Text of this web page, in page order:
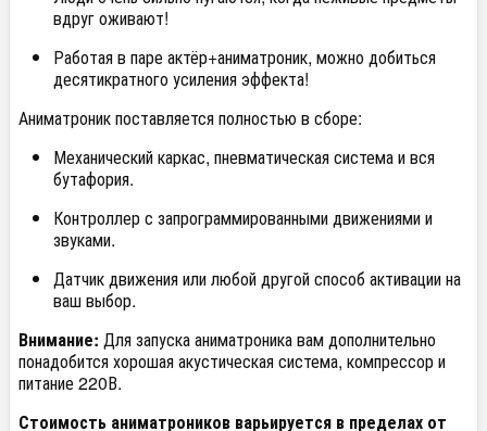
вдруг оживают!
Работая в паре актёр+аниматроник, можно добиться
десятикратного усиления эффекта!
Аниматроник поставляется полностью в сборе:
Механический каркас, пневматическая система и вся
бутафория.
Контроллер с запрограммированными движениями и
звуками.
Датчик движения или любой другой способ активации на
ваш выбор.
Внимание: Для запуска аниматроника вам дополнительно
понадобится хорошая акустическая система, компрессор и
питание 220В.
Стоимость аниматроников варьируется в пределах от